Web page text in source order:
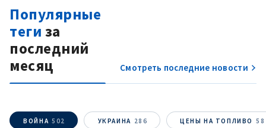
Популярные
теги за
последний
месяц
Смотреть последние новости
ВОЙНА 502 УКРАИНА 286 ЦЕНЫ НА ТОПЛИВО 58